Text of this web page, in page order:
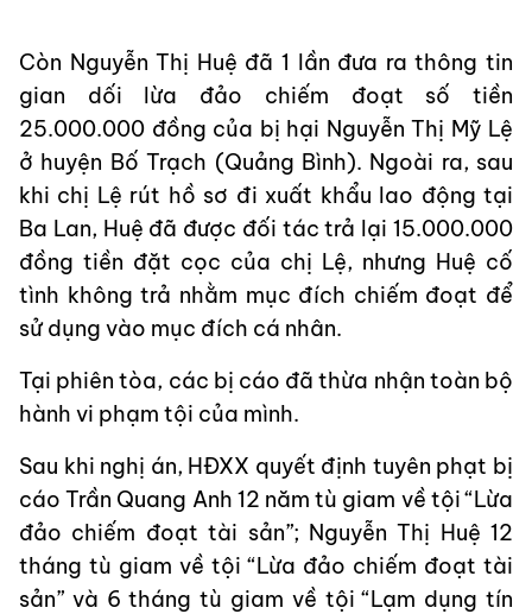
Còn Nguyễn Thị Huệ đã 1 lần đưa ra thông tin
gian dối lừa đảo chiếm đoạt số tiền
25.000.000 đồng của bị hại Nguyễn Thị Mỹ Lệ
ở huyện Bố Trạch (Quảng Bình). Ngoài ra, sau
khi chị Lệ rút hồ sơ đi xuất khẩu lao động tại
Ba Lan, Huệ đã được đối tác trả lại 15.000.000
đồng tiền đặt cọc của chị Lệ, nhưng Huệ cố
tình không trả nhằm mục đích chiếm đoạt để
sử dụng vào mục đích cá nhân.
Tại phiên tòa, các bị cáo đã thừa nhận toàn bộ
hành vi phạm tội của mình.
Sau khi nghị án, HĐXX quyết định tuyên phạt bị
cáo Trần Quang Anh 12 năm tù giam về tội “Lừa
đảo chiếm đoạt tài sản”; Nguyễn Thị Huệ 12
tháng tù giam về tội “Lừa đảo chiếm đoạt tài
sản” và 6 tháng tù giam về tội “Lạm dụng tín